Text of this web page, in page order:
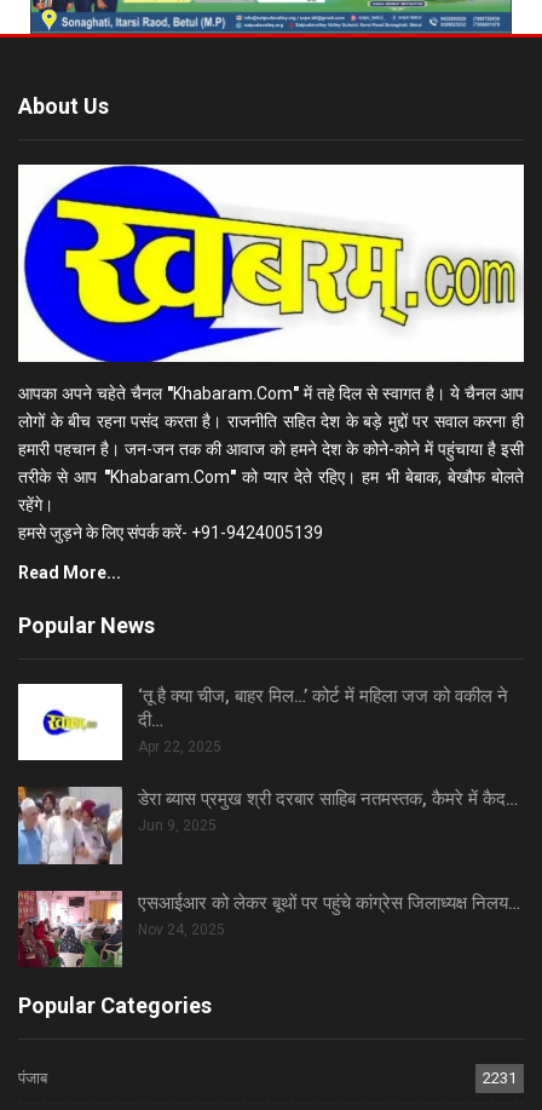
About Us
आपका अपने चहेते चैनल "Khabaram.Com"में तहे दिल से स्वागत है। ये चैनल आप
लोगों के बीच रहना पसंद करता है। राजनीति सहित देश के बड़े मुद्दों पर सवाल करना ही
हमारी पहचान है। जन-जन तक की आवाज को हमने देश के कोने-कोने में पहुंचाया है इसी
तरीके से आप "Khabaram.Com"को प्यार देते रहिए। हम भी बेबाक, बेखौफ बोलते
रहेंगे।
हमसे जुड़ने के लिए संपर्क करें- +91-9424005139
Read More...
Popular News
‘तू है क्या चीज, बाहर मिल…’ कोर्ट में महिला जज को वकील ने
दी…
Apr 22, 2025
डेरा ब्यास प्रमुख श्री दरबार साहिब नतमस्तक, कैमरे में कैद…
Jun 9, 2025
एसआईआर को लेकर बूथों पर पहुंचे कांग्रेस जिलाध्यक्ष निलय…
Nov 24, 2025
Popular Categories
पंजाब 2231